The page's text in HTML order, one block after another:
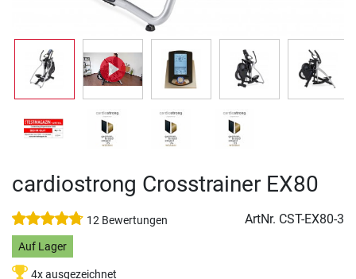
cardiostrong Crosstrainer EX80
12 Bewertungen ArtNr. CST-EX80-3
Auf Lager
4x ausgezeichnet